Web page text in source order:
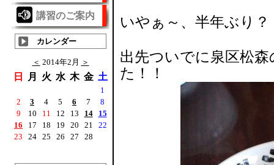
いやぁ～、半年ぶり
出先ついでに泉区松
た！！
講習のご案内
カレンダー
＜ 2014年2月 ＞
日 月 火 水 木 金 土
1
2
3 4 5 6 7
8
9
10 11 12 13 14
15
16
17 18 19 20 21
22
23
24 25 26 27 28